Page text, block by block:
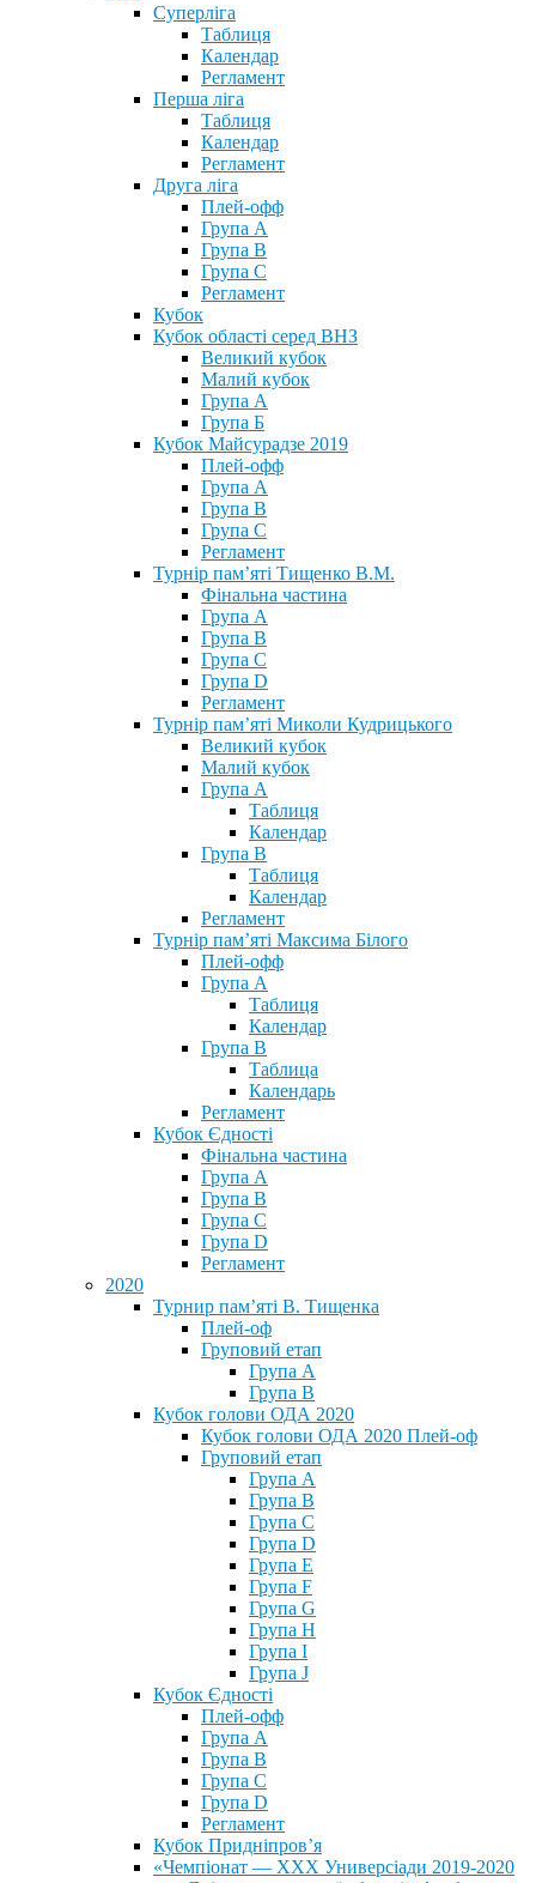
Суперліга
Таблиця
Календар
Регламент
Перша ліга
Таблиця
Календар
Регламент
Друга ліга
Плей-офф
Група А
Група В
Група С
Регламент
Кубок
Кубок області серед ВНЗ
Великий кубок
Малий кубок
Група А
Група Б
Кубок Майсурадзе 2019
Плей-офф
Група А
Група В
Група С
Регламент
Турнір пам’яті Тищенко В.М.
Фінальна частина
Група А
Група В
Група С
Група D
Регламент
Турнір пам’яті Миколи Кудрицького
Великий кубок
Малий кубок
Група А
Таблиця
Календар
Група В
Таблиця
Календар
Регламент
Турнір пам’яті Максима Білого
Плей-офф
Група А
Таблиця
Календар
Група В
Таблица
Календарь
Регламент
Кубок Єдності
Фінальна частина
Група А
Група В
Група С
Група D
Регламент
2020
Турнир пам’яті В. Тищенка
Плей-оф
Груповий етап
Група А
Група В
Кубок голови ОДА 2020
Кубок голови ОДА 2020 Плей-оф
Груповий етап
Група A
Група B
Група C
Група D
Група E
Група F
Група G
Група H
Група I
Група J
Кубок Єдності
Плей-офф
Група А
Група В
Група С
Група D
Регламент
Кубок Придніпров’я
«Чемпіонат — ХХХ Универсіади 2019-2020